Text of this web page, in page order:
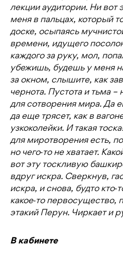
лекции аудитории. Ни вот
меня в пальцах, который
доске, осыпаясь
времени, идущего
каждого за руку, мол,
убежишь, будешь у меня
за окном, слышите, как
чернота. Пустота и тьма
для сотворения мира. Да
да еще трясет, как в
узкоколейки. И такая
для миротворения есть,
но чего‑то не хватает.
вот эту тоскливую
вдруг искра. Сверкнув,
искра, и снова, будто
какое‑то первосущество,
этакий Перун. Чиркает и
В кабинете